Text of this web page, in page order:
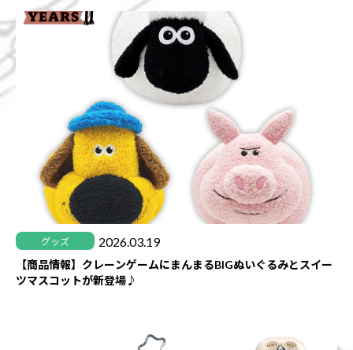
グッズ 2026.03.19
【商品情報】クレーンゲームにまんまるBIGぬいぐるみとスイー
ツマスコットが新登場♪